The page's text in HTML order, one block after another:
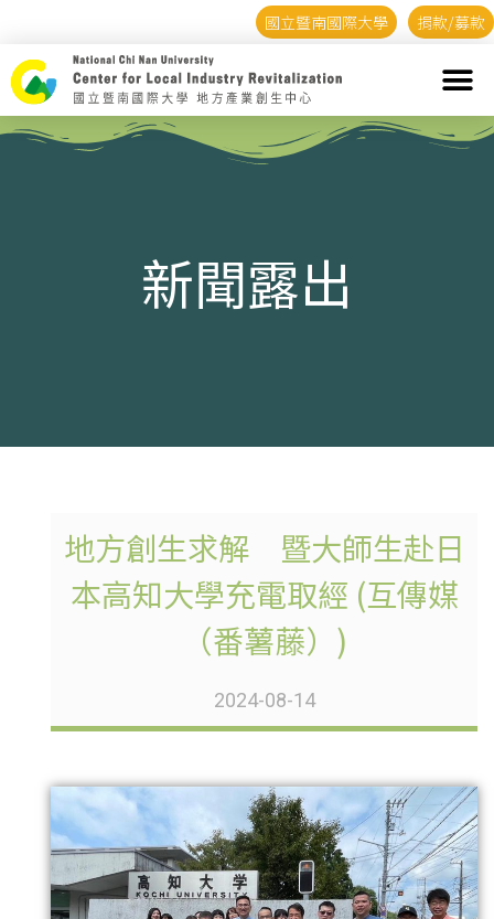
國立暨南國際大學 捐款/募款
新聞露出
地方創生求解 暨大師生赴日
本高知大學充電取經 (互傳媒
（番薯藤）)
2024-08-14